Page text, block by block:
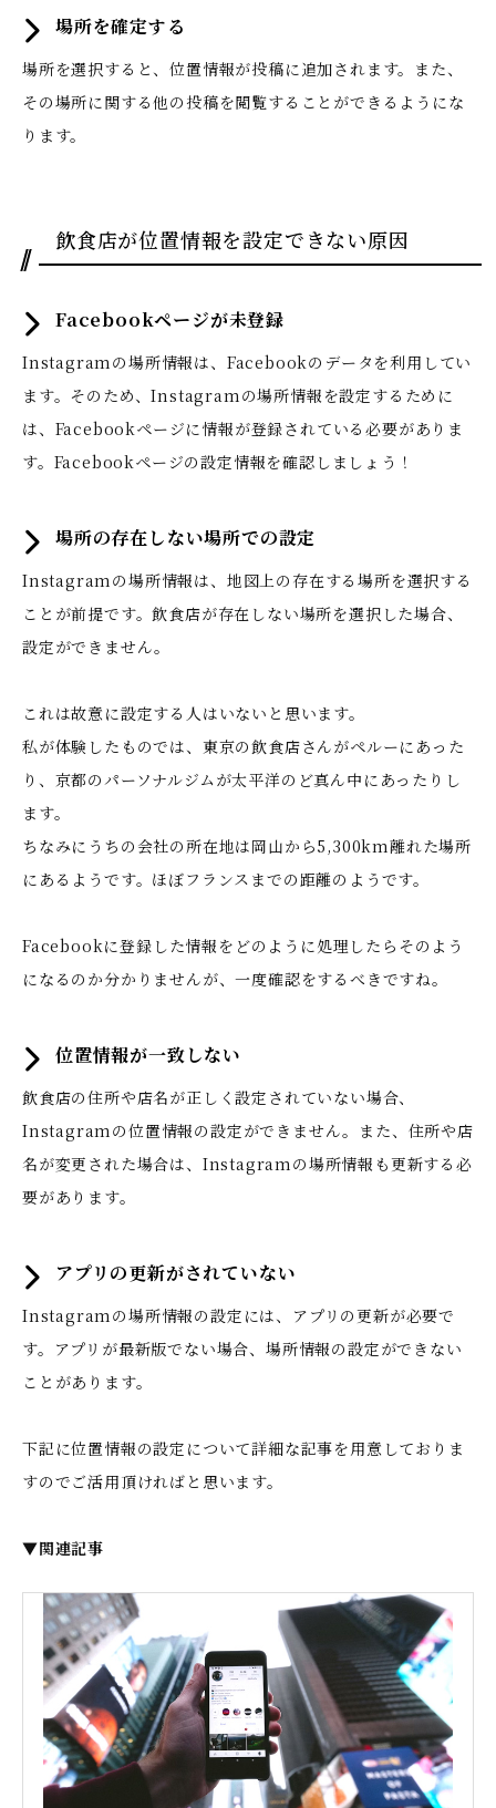
場所を確定する
場所を選択すると、位置情報が投稿に追加されます。また、
その場所に関する他の投稿を閲覧することができるようにな
ります。
飲食店が位置情報を設定できない原因
Facebookページが未登録
Instagramの場所情報は、Facebookのデータを利用してい
ます。そのため、Instagramの場所情報を設定するために
は、Facebookページに情報が登録されている必要がありま
す。Facebookページの設定情報を確認しましょう！
場所の存在しない場所での設定
Instagramの場所情報は、地図上の存在する場所を選択する
ことが前提です。飲食店が存在しない場所を選択した場合、
設定ができません。
これは故意に設定する人はいないと思います。
私が体験したものでは、東京の飲食店さんがペルーにあった
り、京都のパーソナルジムが太平洋のど真ん中にあったりし
ます。
ちなみにうちの会社の所在地は岡山から5,300km離れた場所
にあるようです。ほぼフランスまでの距離のようです。
Facebookに登録した情報をどのように処理したらそのよう
になるのか分かりませんが、一度確認をするべきですね。
位置情報が一致しない
飲食店の住所や店名が正しく設定されていない場合、
Instagramの位置情報の設定ができません。また、住所や店
名が変更された場合は、Instagramの場所情報も更新する必
要があります。
アプリの更新がされていない
Instagramの場所情報の設定には、アプリの更新が必要で
す。アプリが最新版でない場合、場所情報の設定ができない
ことがあります。
下記に位置情報の設定について詳細な記事を用意しておりま
すのでご活用頂ければと思います。
▼関連記事